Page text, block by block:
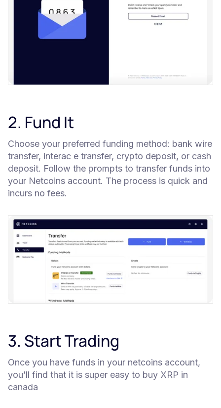
2. Fund It
Choose your preferred funding method: bank wire
transfer, interac e transfer, crypto deposit, or cash
deposit. Follow the prompts to transfer funds into
your Netcoins account. The process is quick and
incurs no fees.
3. Start Trading
Once you have funds in your netcoins account,
you’ll find that it is super easy to buy XRP in
canada